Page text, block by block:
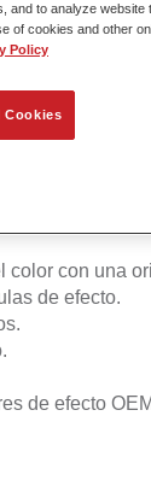
con el
de base
sólidos y de
de gran calidad.
color con una
de efecto.
de efecto OEM
and to analyze website
of cookies and other
Policy
Cookies